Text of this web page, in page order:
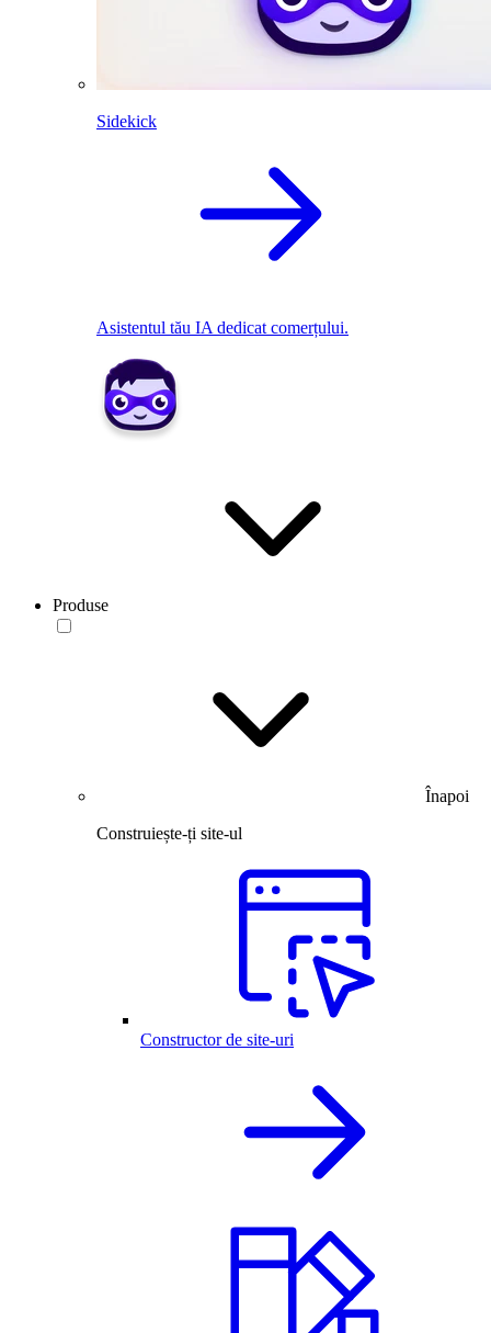
Sidekick
Asistentul tău IA dedicat comerțului.
Produse
Înapoi
Construiește-ți site-ul
Constructor de site-uri